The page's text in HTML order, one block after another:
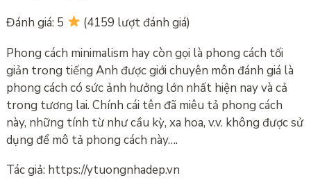
Đánh giá: 5
(4159 lượt đánh giá)
Phong cách minimalism hay còn gọi là phong cách tối
giản trong tiếng Anh được giới chuyên môn đánh giá là
phong cách có sức ảnh hưởng lớn nhất hiện nay và cả
trong tương lai. Chính cái tên đã miêu tả phong cách
này, những tính từ như cầu kỳ, xa hoa, v.v. không được sử
dụng để mô tả phong cách này….
Tác giả: https://ytuongnhadep.vn